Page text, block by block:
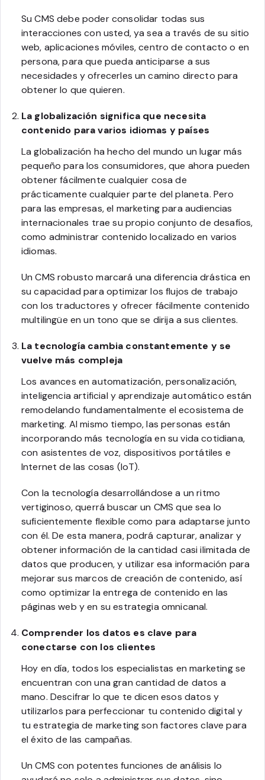
Su CMS debe poder consolidar todas sus
interacciones con usted, ya sea a través de su sitio
web, aplicaciones móviles, centro de contacto o en
persona, para que pueda anticiparse a sus
necesidades y ofrecerles un camino directo para
obtener lo que quieren.
La globalización significa que necesita
contenido para varios idiomas y países
La globalización ha hecho del mundo un lugar más
pequeño para los consumidores, que ahora pueden
obtener fácilmente cualquier cosa de
prácticamente cualquier parte del planeta. Pero
para las empresas, el marketing para audiencias
internacionales trae su propio conjunto de desafíos,
como administrar contenido localizado en varios
idiomas.
Un CMS robusto marcará una diferencia drástica en
su capacidad para optimizar los flujos de trabajo
con los traductores y ofrecer fácilmente contenido
multilingüe en un tono que se dirija a sus clientes.
La tecnología cambia constantemente y se
vuelve más compleja
Los avances en automatización, personalización,
inteligencia artificial y aprendizaje automático están
remodelando fundamentalmente el ecosistema de
marketing. Al mismo tiempo, las personas están
incorporando más tecnología en su vida cotidiana,
con asistentes de voz, dispositivos portátiles e
Internet de las cosas (IoT).
Con la tecnología desarrollándose a un ritmo
vertiginoso, querrá buscar un CMS que sea lo
suficientemente flexible como para adaptarse junto
con él. De esta manera, podrá capturar, analizar y
obtener información de la cantidad casi ilimitada de
datos que producen, y utilizar esa información para
mejorar sus marcos de creación de contenido, así
como optimizar la entrega de contenido en las
páginas web y en su estrategia omnicanal.
Comprender los datos es clave para
conectarse con los clientes
Hoy en día, todos los especialistas en marketing se
encuentran con una gran cantidad de datos a
mano. Descifrar lo que te dicen esos datos y
utilizarlos para perfeccionar tu contenido digital y
tu estrategia de marketing son factores clave para
el éxito de las campañas.
Un CMS con potentes funciones de análisis lo